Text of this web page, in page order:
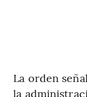
La orden
la